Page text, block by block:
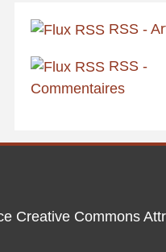
RSS -
RSS -
Commentaires
Creative Commons